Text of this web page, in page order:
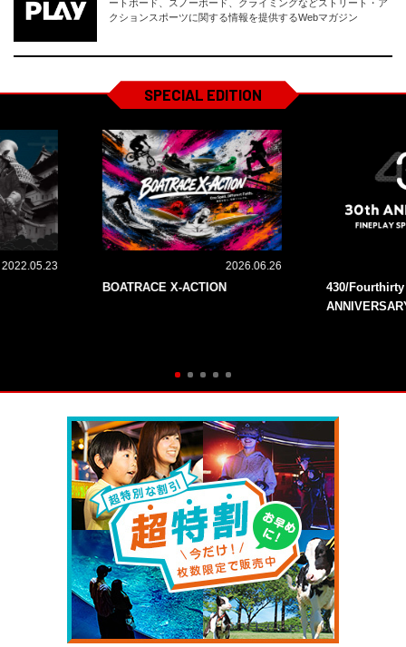
ートボード、スノーボード、クライミングなどストリート・ア
クションスポーツに関する情報を提供するWebマガジン
SPECIAL EDITION
2022.05.23 2026.06.26
BOATRACE X-ACTION
430/